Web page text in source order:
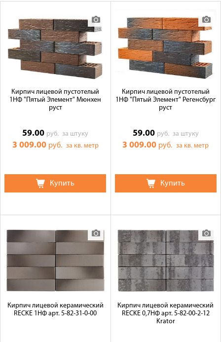
Оплата
Доставка
Сотрудничество
Галерея объектов
Контакты
Кирпич лицевой пустотелый
1НФ "Пятый Элемент" Мюнхен
руст
59.00 руб.за штуку
3 009.00 руб. за кв. метр
Купить
Кирпич лицевой пустотелый
1НФ "Пятый Элемент" Регенсбург
руст
59.00 руб. за штуку
3 009.00 руб.за кв. метр
Купить
Кирпич лицевой керамический
RECKE 1НФ арт. 5-82-31-0-00
Кирпич лицевой керамический
RECKE 0,7НФ арт. 5-82-00-2-12
Krator